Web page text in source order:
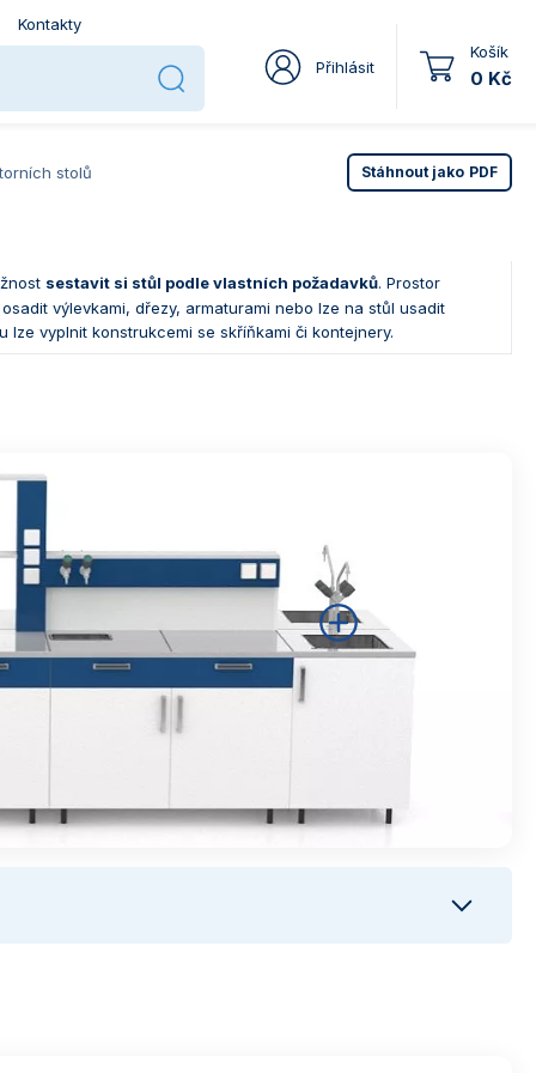
Kontakty
Přihlásit
Košík
0 Kč
stolů Stáhnout jako PDF
sestavit si stůl podle vlastních požadavků. Prostor
výlevkami, dřezy, armaturami nebo lze na stůl usadit
vyplnit konstrukcemi se skříňkami či kontejnery.